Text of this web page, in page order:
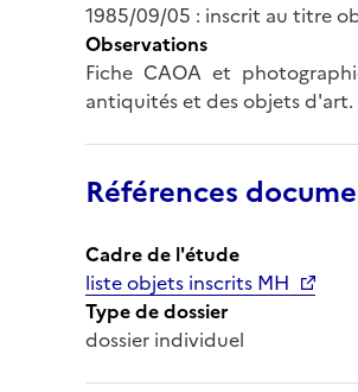
1985/09/05 : inscrit au titre
Observations
Fiche CAOA et
antiquités et des objets d'art.
Références
Cadre de l'étude
liste objets inscrits MH
Type de dossier
dossier individuel